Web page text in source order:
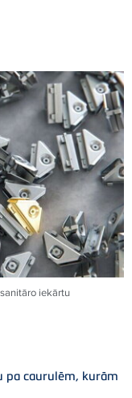
iekārtu
pa caurulēm, kurām